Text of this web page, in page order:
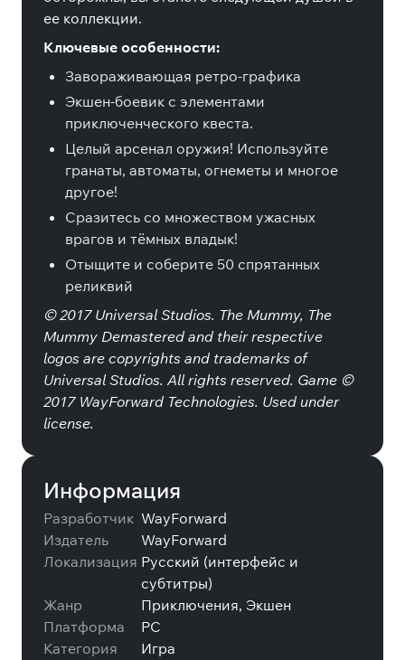
ее коллекции.
Ключевые особенности:
Завораживающая ретро-графика
Экшен-боевик с элементами
приключенческого квеста.
Целый арсенал оружия! Используйте
гранаты, автоматы, огнеметы и многое
другое!
Сразитесь со множеством ужасных
врагов и тёмных владык!
Отыщите и соберите 50 спрятанных
реликвий
© 2017 Universal Studios. The Mummy, The
Mummy Demastered and their respective
logos are copyrights and trademarks of
Universal Studios. All rights reserved. Game ©
2017 WayForward Technologies. Used under
license.
Информация
Разработчик WayForward
Издатель
WayForward
Локализация Русский (интерфейс и
субтитры)
Жанр
Приключения, Экшен
Платформа
PC
Категория
Игра